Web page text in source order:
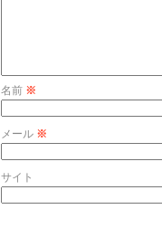
名前 ※
メール ※
サイト